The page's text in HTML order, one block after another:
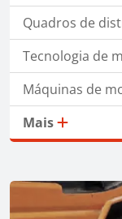
Quadros de
Tecnologia de
Máquinas de
Mais